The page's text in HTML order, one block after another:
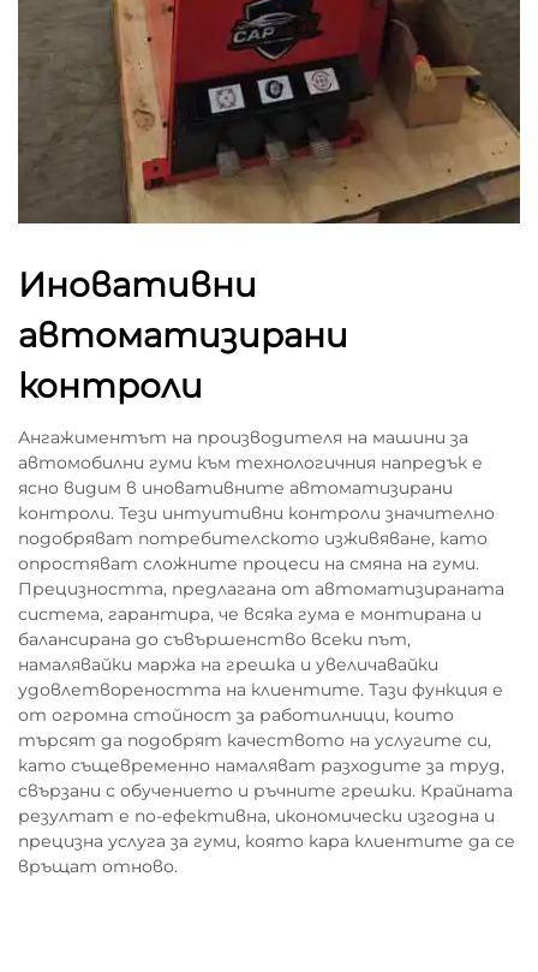
Иновативни
автоматизирани
контроли
Ангажиментът на производителя на машини за
автомобилни гуми към технологичния напредък е
ясно видим в иновативните автоматизирани
контроли. Тези интуитивни контроли значително
подобряват потребителското изживяване, като
опростяват сложните процеси на смяна на гуми.
Прецизността, предлагана от автоматизираната
система, гарантира, че всяка гума е монтирана и
балансирана до съвършенство всеки път,
намалявайки маржа на грешка и увеличавайки
удовлетвореността на клиентите. Тази функция е
от огромна стойност за работилници, които
търсят да подобрят качеството на услугите си,
като същевременно намаляват разходите за труд,
свързани с обучението и ръчните грешки. Крайната
резултат е по-ефективна, икономически изгодна и
прецизна услуга за гуми, която кара клиентите да се
връщат отново.